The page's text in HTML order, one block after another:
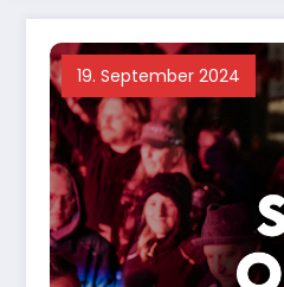
19. September 2024